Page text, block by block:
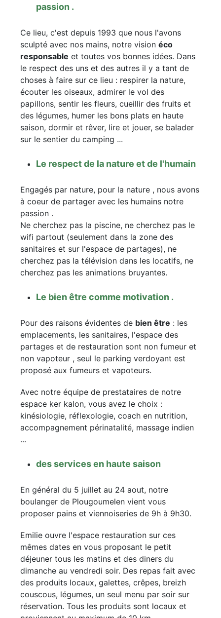
passion .
Ce lieu, c'est depuis 1993 que nous l'avons
sculpté avec nos mains, notre vision éco
responsable et toutes vos bonnes idées. Dans
le respect des uns et des autres il y a tant de
choses à faire sur ce lieu : respirer la nature,
écouter les oiseaux, admirer le vol des
papillons, sentir les fleurs, cueillir des fruits et
des légumes, humer les bons plats en haute
saison, dormir et rêver, lire et jouer, se balader
sur le sentier du camping ...
Le respect de la nature et de l'humain
Engagés par nature, pour la nature , nous avons
à coeur de partager avec les humains notre
passion .
Ne cherchez pas la piscine, ne cherchez pas le
wifi partout (seulement dans la zone des
sanitaires et sur l'espace de partages), ne
cherchez pas la télévision dans les locatifs, ne
cherchez pas les animations bruyantes.
Le bien être comme motivation .
Pour des raisons évidentes de bien être : les
emplacements, les sanitaires, l'espace des
partages et de restauration sont non fumeur et
non vapoteur , seul le parking verdoyant est
proposé aux fumeurs et vapoteurs.
Avec notre équipe de prestataires de notre
espace ker kalon, vous avez le choix :
kinésiologie, réflexologie, coach en nutrition,
accompagnement périnatalité, massage indien
...
des services en haute saison
En général du 5 juillet au 24 aout, notre
boulanger de Plougoumelen vient vous
proposer pains et viennoiseries de 9h à 9h30.
Emilie ouvre l'espace restauration sur ces
mêmes dates en vous proposant le petit
déjeuner tous les matins et des diners du
dimanche au vendredi soir. Des repas fait avec
des produits locaux, galettes, crêpes, breizh
couscous, légumes, un seul menu par soir sur
réservation. Tous les produits sont locaux et